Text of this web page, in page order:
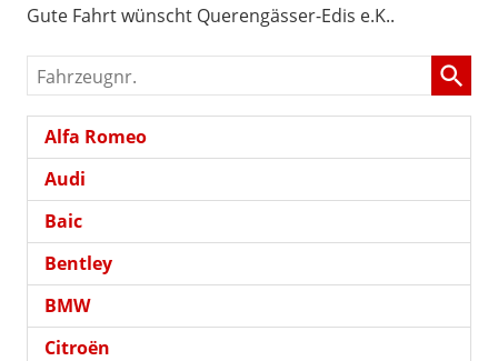
Gute Fahrt wünscht Querengässer-Edis e.K..
Fahrzeugnr.
Alfa Romeo
Audi
Baic
Bentley
BMW
Citroën